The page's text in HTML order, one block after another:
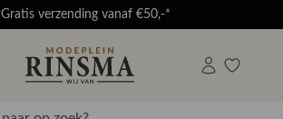
Gratis verzending vanaf €50,-*